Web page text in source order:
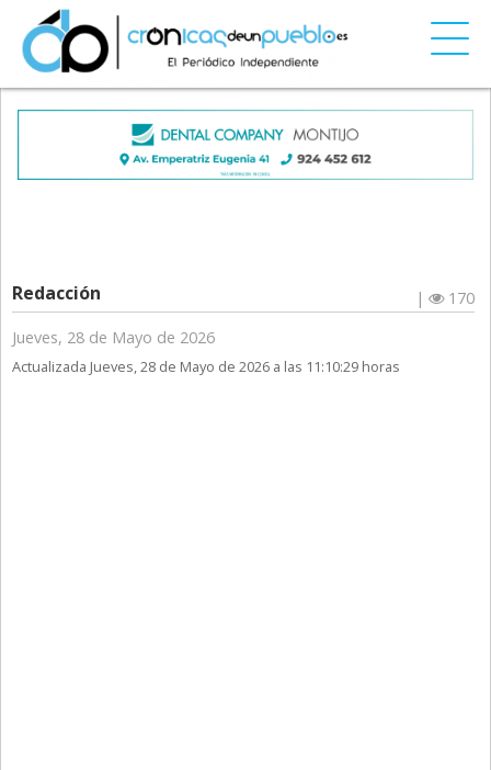
Redacción |
170
Jueves, 28 de Mayo de 2026
Actualizada Jueves, 28 de Mayo de 2026 a las 11:10:29 horas